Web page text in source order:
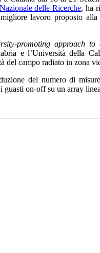
delle Ricerche, ha
lavoro proposto alla
promoting approach
e l’Università della
del campo radiato in zona
del numero di
guasti on-off su un array